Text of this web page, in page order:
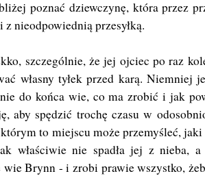
poznać dziewczynę, która przez
z nieodpowiednią przesyłką.
szczególnie, że jej ojciec po raz
własny tyłek przed karą. Niemniej
do końca wie, co ma zrobić i jak
aby spędzić trochę czasu w
to miejscu może przemyśleć,
właściwie nie spadła jej z nieba,
wie Brynn - i zrobi prawie wszystko,